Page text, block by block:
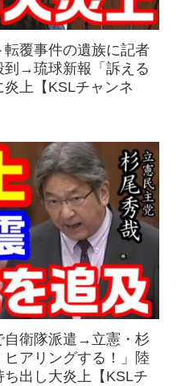
転覆事件の遺族に記者
到→琉球新報「訴える
上【KSLチャンネ
自衛隊派遣→立憲・杉
アリングする！」陸
出し大炎上【KSLチ